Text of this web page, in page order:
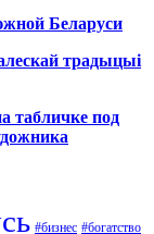
Беларуси
традыцыі
табличке под
#бизнес #богатство